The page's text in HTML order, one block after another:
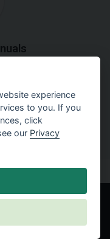
how
experience
to you. If you
click
our Privacy